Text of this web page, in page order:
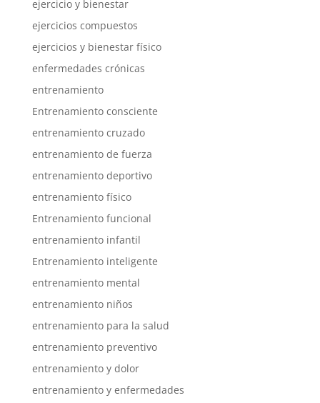
ejercicio y bienestar
ejercicios compuestos
ejercicios y bienestar físico
enfermedades crónicas
entrenamiento
Entrenamiento consciente
entrenamiento cruzado
entrenamiento de fuerza
entrenamiento deportivo
entrenamiento físico
Entrenamiento funcional
entrenamiento infantil
Entrenamiento inteligente
entrenamiento mental
entrenamiento niños
entrenamiento para la salud
entrenamiento preventivo
entrenamiento y dolor
entrenamiento y enfermedades